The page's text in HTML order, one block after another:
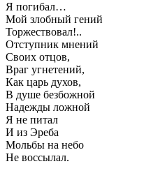
Я погибал…
Мой злобный гений
Торжествовал!..
Отступник мнений
Своих отцов,
Враг угнетений,
Как царь духов,
В душе безбожной
Надежды ложной
Я не питал
И из Эреба
Мольбы на небо
Не воссылал.